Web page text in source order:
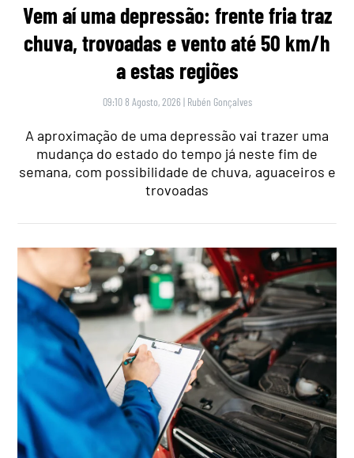
Vem aí uma depressão: frente fria traz
chuva, trovoadas e vento até 50 km/h
a estas regiões
09:10 8 Agosto, 2026 | Rubén Gonçalves
A aproximação de uma depressão vai trazer uma
mudança do estado do tempo já neste fim de
semana, com possibilidade de chuva, aguaceiros e
trovoadas